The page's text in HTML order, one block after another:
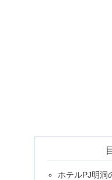
ホテルPJ明洞